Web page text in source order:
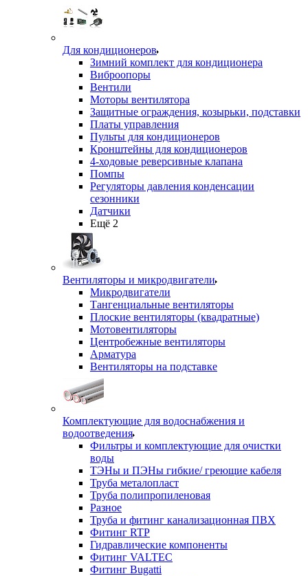
Для кондиционеров
Зимний комплект для кондиционера
Виброопоры
Вентили
Моторы вентилятора
Защитные ограждения, козырьки, подставки
Платы управления
Пульты для кондиционеров
Кронштейны для кондиционеров
4-ходовые реверсивные клапана
Помпы
Регуляторы давления конденсации
сезонники
Датчики
Ещё 2
Вентиляторы и микродвигатели
Микродвигатели
Тангенциальные вентиляторы
Плоские вентиляторы (квадратные)
Мотовентиляторы
Центробежные вентиляторы
Арматура
Вентиляторы на подставке
Комплектующие для водоснабжения и
водоотведения
Фильтры и комплектующие для очистки
воды
ТЭНы и ПЭНы гибкие/ греющие кабеля
Труба металопласт
Труба полипропиленовая
Разное
Труба и фитинг канализационная ПВХ
Фитинг RTP
Гидравлические компоненты
Фитинг VALTEC
Фитинг Bugatti